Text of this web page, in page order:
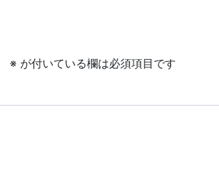
※ が付いている欄は必須項目です